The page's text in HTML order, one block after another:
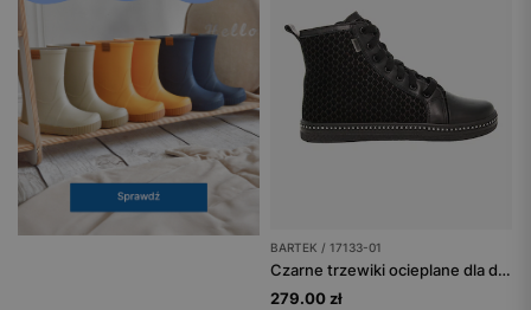
BARTEK / 17133-01
Czarne trzewiki ocieplane dla dziewczynki z łączonych skór BARTEK 17133-01
279.00 zł